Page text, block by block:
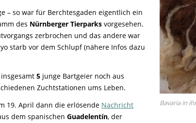
Bavaria in
– so war für Berchtesgaden eigentlich ein
des Nürnberger Tierparks vorgesehen.
zerbrochen und das andere war
starb vor dem Schlupf (nähere Infos dazu
5 junge Bartgeier noch aus
Zuchtstationen ums Leben.
19. April dann die erlösende Nachricht
dem spanischen Guadelentín, der